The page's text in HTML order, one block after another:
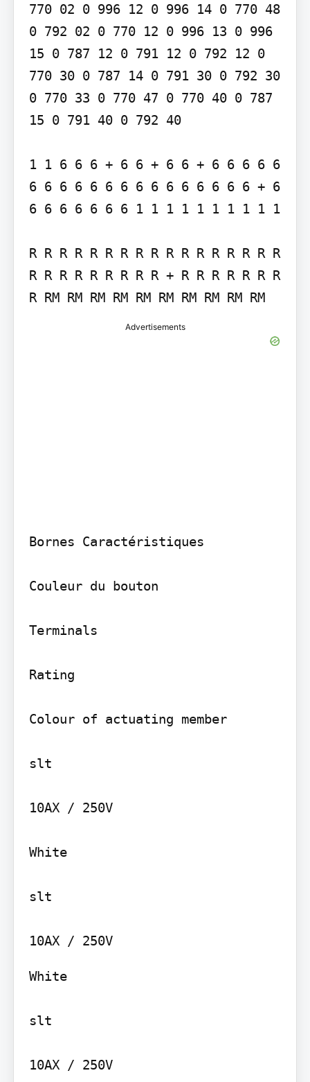
770 02 0 996 12 0 996 14 0 770 48
0 792 02 0 770 12 0 996 13 0 996
15 0 787 12 0 791 12 0 792 12 0
770 30 0 787 14 0 791 30 0 792 30
0 770 33 0 770 47 0 770 40 0 787
15 0 791 40 0 792 40
1 1 6 6 6 + 6 6 + 6 6 + 6 6 6 6 6
6 6 6 6 6 6 6 6 6 6 6 6 6 6 6 + 6
6 6 6 6 6 6 6 1 1 1 1 1 1 1 1 1 1
R R R R R R R R R R R R R R R R R
R R R R R R R R R + R R R R R R R
R RM RM RM RM RM RM RM RM RM RM
Advertisements
Bornes Caractéristiques
Couleur du bouton
Terminals
Rating
Colour of actuating member
slt
10AX / 250V
White
slt
10AX / 250V
White
slt
10AX / 250V